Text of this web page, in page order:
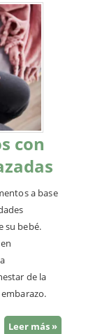
con
a base
su bebé.
de la
Leer más »